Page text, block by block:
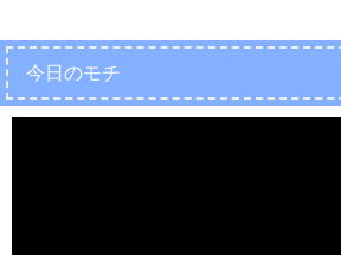
今日のモチ